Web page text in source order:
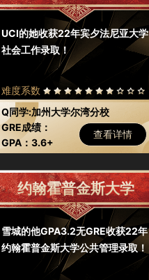
UCI的她收获22年宾夕法尼亚大学
社会工作录取！
难度系数
Q同学:加州大学尔湾分校
GRE成绩：
320+（线上考
GPA：3.6+
查看详情
约翰霍普金斯大学
雪城的他GPA3.2无GRE收获22年
约翰霍普金斯大学公共管理录取！